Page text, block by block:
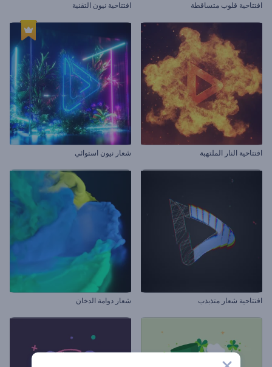
افتتاحية قلوب متساقطة افتتاحية نيون التقنية
افتتاحية النار الملتهبة شعار نيون استوائي
افتتاحية شعار متذبذب شعار دوامة الدخان